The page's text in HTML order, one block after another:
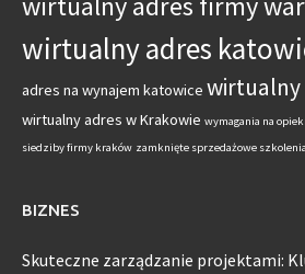
wirtualny adres
adres na wynajem katowice wirtualny
wirtualny adres w Krakowie wymagania na
siedziby firmy kraków zamknięte sprzedażowe
BIZNES
Skuteczne zarządzanie projektami: